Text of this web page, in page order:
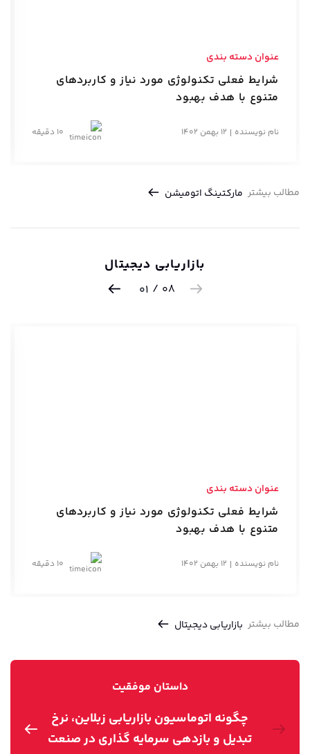
عنوان دسته بندی
شرایط فعلی تکنولوژی مورد نیاز و کاربردهای
متنوع با هدف بهبود
نام نویسنده 12 بهمن 1402
مطالب بیشتر مارکتینگ اتومیشن
بازاریابی دیجیتال
08
/
عنوان دسته بندی
شرایط فعلی تکنولوژی مورد نیاز و کاربردهای
متنوع با هدف بهبود
نام نویسنده 12 بهمن 1402
مطالب بیشتر بازاریابی دیجیتال
داستان موفقیت
چگونه اتوماسیون بازاریابی زبلاین، نرخ
تبدیل و بازدهی سرمایه گذاری در صنعت